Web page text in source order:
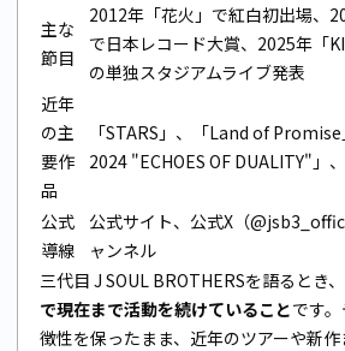
主な
節目
2012年「花火」で紅白初出場、
で日本レコード大賞、2025年「
の単独スタジアムライブ発表
近年
の主
要作
品
「STARS」、「Land of
2024 "ECHOES OF DUALITY"」、
公式
導線
公式サイト、公式X（
ャンネル
三代目 J SOUL BROTHERSを語るとき
で現在まで活動を続けていることです
徴性を保ったまま、近年のツアーや新